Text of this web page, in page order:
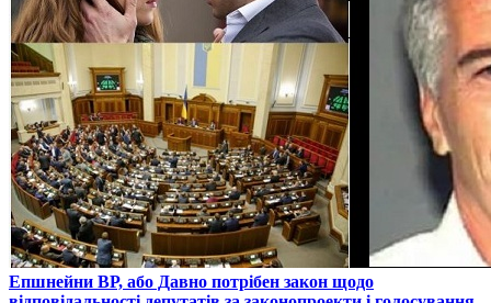
​Епшнейни ВР, або Давно потрібен закон щодо